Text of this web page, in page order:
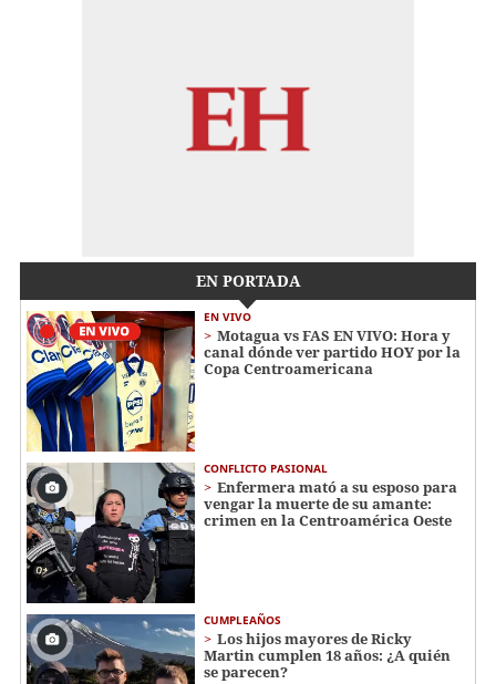
EN PORTADA
EN VIVO
Motagua vs FAS EN VIVO: Hora y
canal dónde ver partido HOY por la
Copa Centroamericana
CONFLICTO PASIONAL
Enfermera mató a su esposo para
vengar la muerte de su amante:
crimen en la Centroamérica Oeste
CUMPLEAÑOS
Los hijos mayores de Ricky
Martin cumplen 18 años: ¿A quién
se parecen?